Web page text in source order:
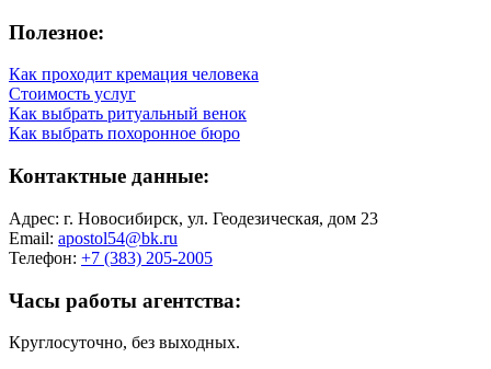
Полезное:
Как проходит кремация человека
Стоимость услуг
Как выбрать ритуальный венок
Как выбрать похоронное бюро
Контактные данные:
Адрес: г. Новосибирск, ул. Геодезическая, дом 23
Email: apostol54@bk.ru
Телефон: +7 (383) 205-2005
Часы работы агентства:
Круглосуточно, без выходных.